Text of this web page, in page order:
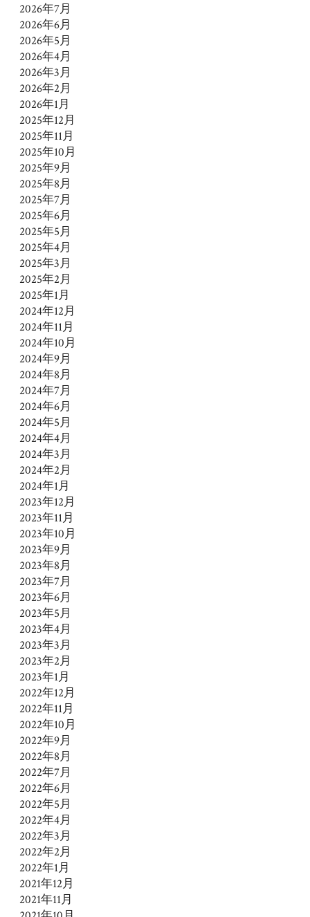
2026年7月
2026年6月
2026年5月
2026年4月
2026年3月
2026年2月
2026年1月
2025年12月
2025年11月
2025年10月
2025年9月
2025年8月
2025年7月
2025年6月
2025年5月
2025年4月
2025年3月
2025年2月
2025年1月
2024年12月
2024年11月
2024年10月
2024年9月
2024年8月
2024年7月
2024年6月
2024年5月
2024年4月
2024年3月
2024年2月
2024年1月
2023年12月
2023年11月
2023年10月
2023年9月
2023年8月
2023年7月
2023年6月
2023年5月
2023年4月
2023年3月
2023年2月
2023年1月
2022年12月
2022年11月
2022年10月
2022年9月
2022年8月
2022年7月
2022年6月
2022年5月
2022年4月
2022年3月
2022年2月
2022年1月
2021年12月
2021年11月